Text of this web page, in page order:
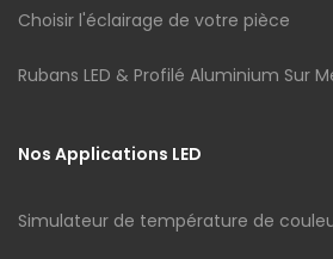
Choisir l'éclairage de votre pièce
Rubans LED & Profilé Aluminium Sur
Nos Applications LED
Simulateur de température de